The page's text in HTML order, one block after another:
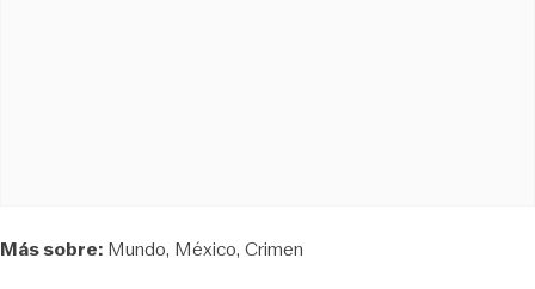
Más sobre: Mundo México Crimen